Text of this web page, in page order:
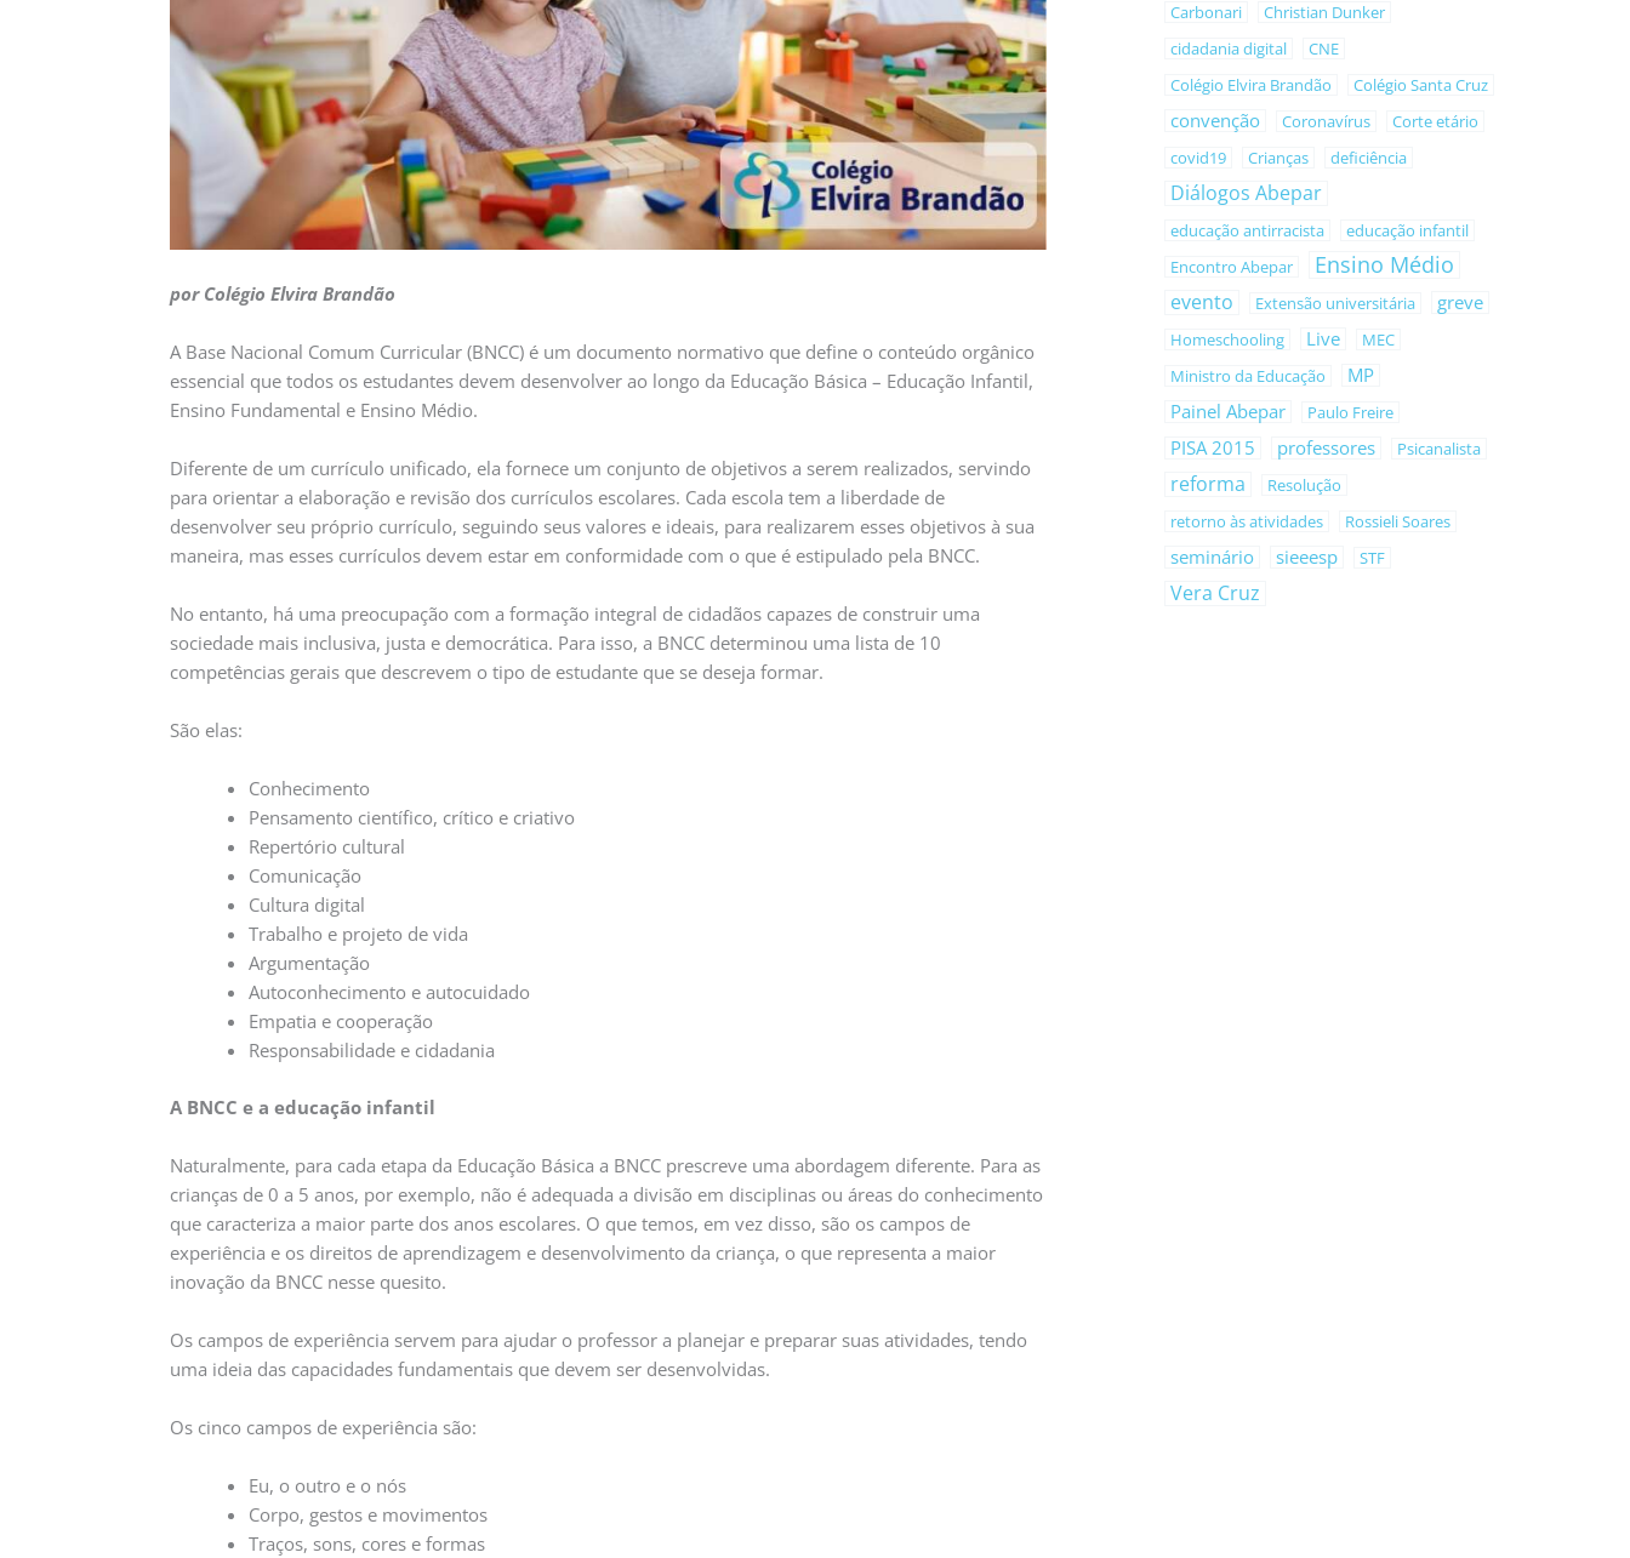
por Colégio Elvira Brandão
A Base Nacional Comum Curricular (BNCC) é um documento normativo que define o conteúdo orgânico
essencial que todos os estudantes devem desenvolver ao longo da Educação Básica – Educação Infantil,
Ensino Fundamental e Ensino Médio.
Diferente de um currículo unificado, ela fornece um conjunto de objetivos a serem realizados, servindo
para orientar a elaboração e revisão dos currículos escolares. Cada escola tem a liberdade de
desenvolver seu próprio currículo, seguindo seus valores e ideais, para realizarem esses objetivos à sua
maneira, mas esses currículos devem estar em conformidade com o que é estipulado pela BNCC.
No entanto, há uma preocupação com a formação integral de cidadãos capazes de construir uma
sociedade mais inclusiva, justa e democrática. Para isso, a BNCC determinou uma lista de 10
competências gerais que descrevem o tipo de estudante que se deseja formar.
São elas:
Conhecimento
Pensamento científico, crítico e criativo
Repertório cultural
Comunicação
Cultura digital
Trabalho e projeto de vida
Argumentação
Autoconhecimento e autocuidado
Empatia e cooperação
Responsabilidade e cidadania
A BNCC e a educação infantil
Naturalmente, para cada etapa da Educação Básica a BNCC prescreve uma abordagem diferente. Para as
crianças de 0 a 5 anos, por exemplo, não é adequada a divisão em disciplinas ou áreas do conhecimento
que caracteriza a maior parte dos anos escolares. O que temos, em vez disso, são os campos de
experiência e os direitos de aprendizagem e desenvolvimento da criança, o que representa a maior
inovação da BNCC nesse quesito.
Os campos de experiência servem para ajudar o professor a planejar e preparar suas atividades, tendo
uma ideia das capacidades fundamentais que devem ser desenvolvidas.
Os cinco campos de experiência são:
Eu, o outro e o nós
Corpo, gestos e movimentos
Traços, sons, cores e formas
Carbonari
Christian Dunker
cidadania digital
CNE
Colégio Elvira Brandão
Colégio Santa Cruz
convenção Coronavírus
Corte etário
covid19
Crianças deficiência
Diálogos Abepar
educação antirracista
educação infantil
Encontro Abepar
Ensino Médio
evento Extensão universitária greve
Homeschooling Live
MEC
Ministro da Educação
MP
Painel Abepar
Paulo Freire
PISA 2015 professores Psicanalista
reforma
Resolução
retorno às atividades
Rossieli Soares
seminário sieeesp STF
Vera Cruz